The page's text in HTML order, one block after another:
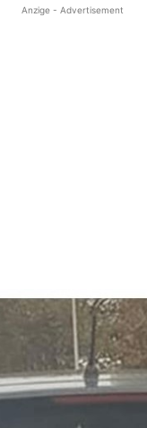
Anzige - Advertisement